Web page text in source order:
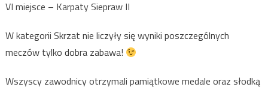
VI miejsce – Karpaty Siepraw II
W kategorii Skrzat nie liczyły się wyniki poszczególnych
meczów tylko dobra zabawa!
Wszyscy zawodnicy otrzymali pamiątkowe medale oraz słodką